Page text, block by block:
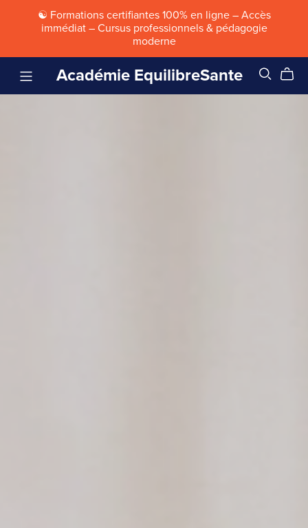
☯ Formations certifiantes 100% en ligne – Accès
immédiat – Cursus professionnels & pédagogie
moderne
Académie EquilibreSante